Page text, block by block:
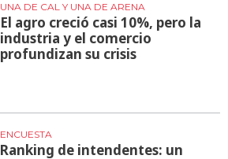
UNA DE CAL Y UNA DE ARENA
El agro creció casi 10%, pero la
industria y el comercio
profundizan su crisis
ENCUESTA
Ranking de intendentes: un